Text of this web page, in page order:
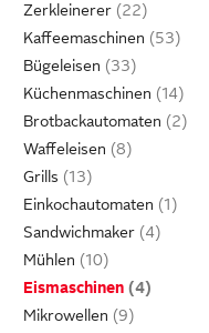
Zerkleinerer
Kaffeemaschinen
Bügeleisen
Küchenmaschinen
Brotbackautomaten
Waffeleisen
Grills
Einkochautomaten
Sandwichmaker
Mühlen
Eismaschinen
Mikrowellen